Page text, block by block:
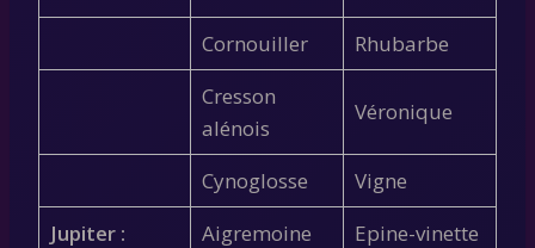
Cornouiller
Rhubarbe
Cresson
alénois
Véronique
Cynoglosse
Vigne
Jupiter :
Aigremoine
Epine-vinette